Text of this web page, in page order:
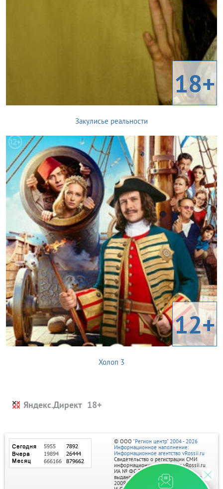
18+
Закулисье реальности
12+
Холоп 3
Яндекс.Директ
© ООО "Регион центр" 2004 - 2026
Информационное наполнение:
Информационное агентство vRossii.ru
Свидетельство о регистрации СМИ
информационного агентства vRossii.ru
ИА № ФС 77‑35502
выдано РОСКОМНАДЗОРом 04 марта
2009г.